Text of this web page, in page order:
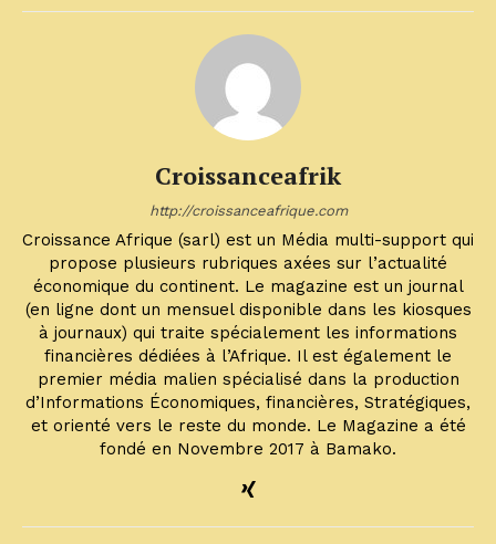
Croissanceafrik
http://croissanceafrique.com
Croissance Afrique (sarl) est un Média multi-support qui
propose plusieurs rubriques axées sur l’actualité
économique du continent. Le magazine est un journal
(en ligne dont un mensuel disponible dans les kiosques
à journaux) qui traite spécialement les informations
financières dédiées à l’Afrique. Il est également le
premier média malien spécialisé dans la production
d’Informations Économiques, financières, Stratégiques,
et orienté vers le reste du monde. Le Magazine a été
fondé en Novembre 2017 à Bamako.